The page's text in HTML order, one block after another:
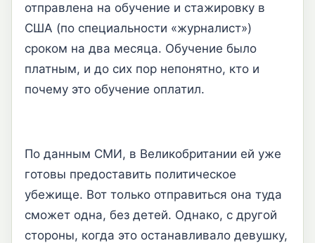
отправлена на обучение и стажировку в
США (по специальности «журналист»)
сроком на два месяца. Обучение было
платным, и до сих пор непонятно, кто и
почему это обучение оплатил.
По данным СМИ, в Великобритании ей уже
готовы предоставить политическое
убежище. Вот только отправиться она туда
сможет одна, без детей. Однако, с другой
стороны, когда это останавливало девушку,